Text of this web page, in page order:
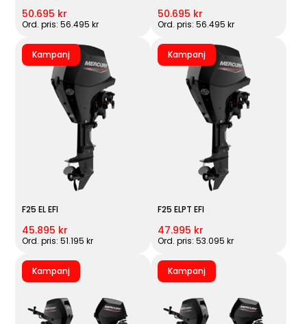
50.695 kr
Ord. pris: 56.495 kr
50.695 kr
Ord. pris: 56.495 kr
Kampanj
F25 EL EFI
45.895 kr
Ord. pris: 51.195 kr
Kampanj
F25 ELPT EFI
47.995 kr
Ord. pris: 53.095 kr
Kampanj Kampanj